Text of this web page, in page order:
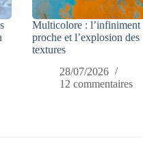
Multicolore : l’infiniment
proche et l’explosion des
textures
28/07/2026
12 commentaires